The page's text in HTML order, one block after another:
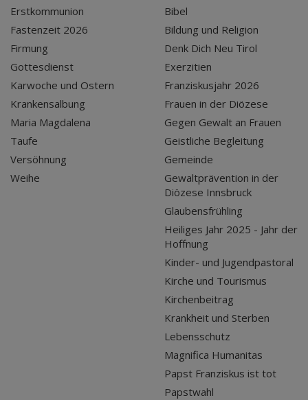
Erstkommunion
Fastenzeit 2026
Firmung
Gottesdienst
Karwoche und Ostern
Krankensalbung
Maria Magdalena
Taufe
Versöhnung
Weihe
Bibel
Bildung und Religion
Denk Dich Neu Tirol
Exerzitien
Franziskusjahr 2026
Frauen in der Diözese
Gegen Gewalt an Frauen
Geistliche Begleitung
Gemeinde
Gewaltprävention in der
Diözese Innsbruck
Glaubensfrühling
Heiliges Jahr 2025 - Jahr der
Hoffnung
Kinder- und Jugendpastoral
Kirche und Tourismus
Kirchenbeitrag
Krankheit und Sterben
Lebensschutz
Magnifica Humanitas
Papst Franziskus ist tot
Papstwahl